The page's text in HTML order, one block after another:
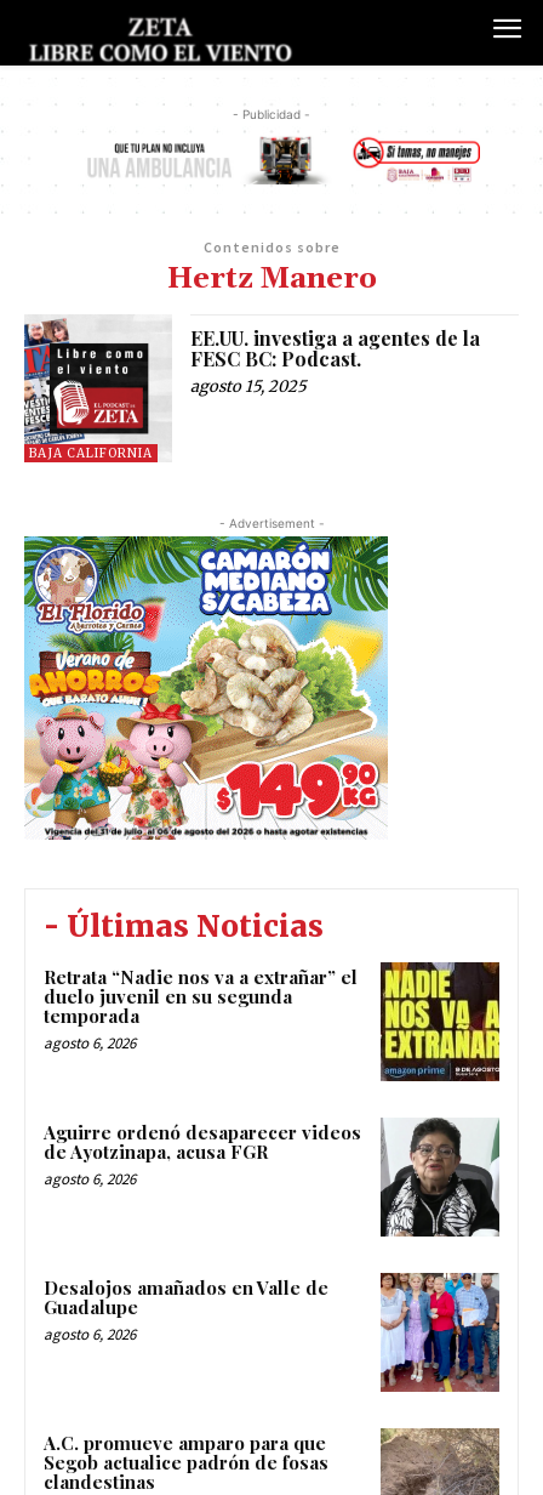
- Publicidad -
Contenidos sobre
Hertz Manero
BAJA CALIFORNIA
EE.UU. investiga a agentes de la
FESC BC: Podcast.
agosto 15, 2025
- Advertisement -
- Últimas Noticias
Retrata “Nadie nos va a extrañar” el
duelo juvenil en su segunda
temporada
agosto 6, 2026
Aguirre ordenó desaparecer videos
de Ayotzinapa, acusa FGR
agosto 6, 2026
Desalojos amañados en Valle de
Guadalupe
agosto 6, 2026
A.C. promueve amparo para que
Segob actualice padrón de fosas
clandestinas